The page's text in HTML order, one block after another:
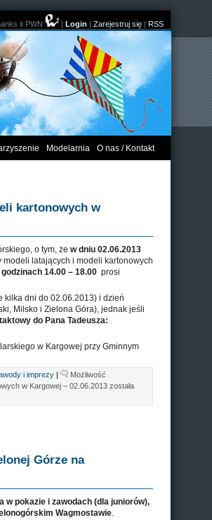
it PWN | Login | Zarejestruj się | RSS
Modelarnia O nas / Kontakt
kartonowych w
o tym, że w dniu 02.06.2013
latających i modeli kartonowych
14.00 – 18.00 prosi
kilka dni do 02.06.2013) i dzień
Milsko i Zielona Góra), jednak jeśli
do Pana Tadeusza:
w Kargowej przy Gminnym
i imprezy |
Możliwość
w Kargowej – 02.06.2013 została
Górze na
w pokazie i zawodach (dla juniorów),
Wagmostawie.